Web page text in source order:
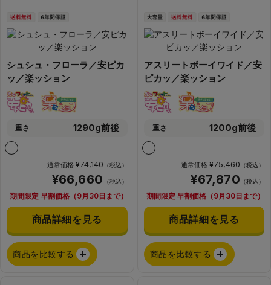
シュシュ・フローラ／安ピカ
ッ／楽ッション
重さ 1290g前後
通常価格¥74,140（税込）
¥66,660 （税込）
期間限定 早割価格（9月30日まで）
商品詳細を見る
商品を比較する
アスリートボーイワイド／安
ピカッ／楽ッション
重さ 1200g前後
通常価格 ¥75,460 （税込）
¥67,870 （税込）
期間限定 早割価格（9月30日まで）
商品詳細を見る
商品を比較する